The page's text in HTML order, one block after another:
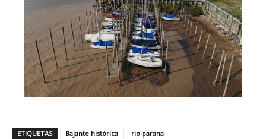
ETIQUETAS Bajante histórica rio parana